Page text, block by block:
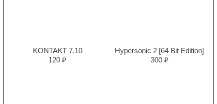
KONTAKT 7.10
120 ₽
Hypersonic 2 [64 Bit Edition]
300 ₽